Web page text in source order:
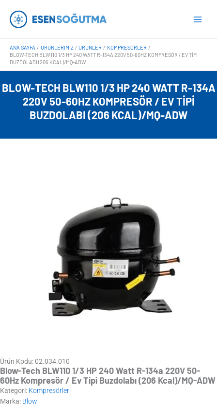
atla
ANA SAYFA ÜRÜNLERIMIZ ÜRÜNLER
KOMPRESÖRLER
BLOW-TECH BLW110 1/3 HP 240 WATT R-134A 220V 50-60HZ KOMPRESÖR / EV TIPI
BUZDOLABI (206 KCAL)/MQ-ADW
BLOW-TECH BLW110 1/3 HP 240 WATT R-134A
220V 50-60HZ KOMPRESÖR / EV TIPI
BUZDOLABI (206 KCAL)/MQ-ADW
Ürün Kodu: 02.034.010
Blow-Tech BLW110 1/3 HP 240 Watt R-134a 220V 50-
60Hz Kompresör / Ev Tipi Buzdolabı (206 Kcal)/MQ-ADW
Kategori: Kompresörler
Marka: Blow